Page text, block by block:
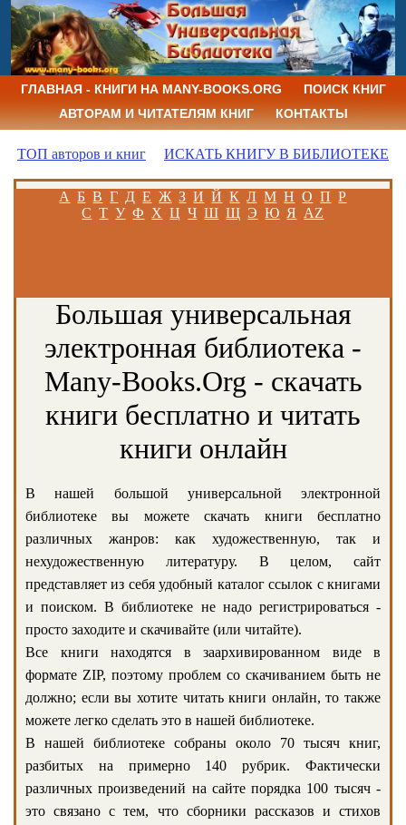
ГЛАВНАЯ - КНИГИ НА MANY-BOOKS.ORG
ПОИСК КНИГ
АВТОРАМ И ЧИТАТЕЛЯМ КНИГ
КОНТАКТЫ
ТОП авторов и книг ИСКАТЬ КНИГУ В БИБЛИОТЕКЕ
А Б В Г Д Е Ж З И Й К Л М Н О П Р
С Т У Ф Х Ц Ч Ш Щ Э Ю Я AZ
Большая универсальная
электронная библиотека -
Many-Books.Org - скачать
книги бесплатно и читать
книги онлайн
В нашей большой универсальной электронной
библиотеке вы можете скачать книги бесплатно
различных жанров: как художественную, так и
нехудожественную литературу. В целом, сайт
представляет из себя удобный каталог ссылок с книгами
и поиском. В библиотеке не надо регистрироваться -
просто заходите и скачивайте (или читайте).
Все книги находятся в заархивированном виде в
формате ZIP, поэтому проблем со скачиванием быть не
должно; если вы хотите читать книги онлайн, то также
можете легко сделать это в нашей библиотеке.
В нашей библиотеке собраны около 70 тысяч книг,
разбитых на примерно 140 рубрик. Фактически
различных произведений на сайте порядка 100 тысяч -
это связано с тем, что сборники рассказов и стихов